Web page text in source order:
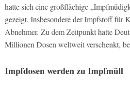
hatte sich eine großflächige
gezeigt. Insbesondere der Impfstoff für
Abnehmer. Zu dem Zeitpunkt hatte
Millionen Dosen weltweit verschenkt,
Impfdosen werden zu Impfmüll